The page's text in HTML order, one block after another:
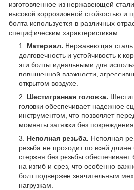
изготовленное из нержавеющей
высокой коррозионной стойкостью и
болта используется в различных
специфическим характеристикам.
Материал. Нержавеющая сталь
долговечность и устойчивость к
эти болты идеальными для
повышенной влажности,
открытом воздухе.
Шестигранная головка.
головки обеспечивает надежное
инструментом, что позволяет
моменты затяжки без повреждения
Неполная резьба. Неполная
резьба не проходит по всей длине
стержня без резьбы
на изгиб и срез, что особенно
болт подвержен значительным
нагрузкам.